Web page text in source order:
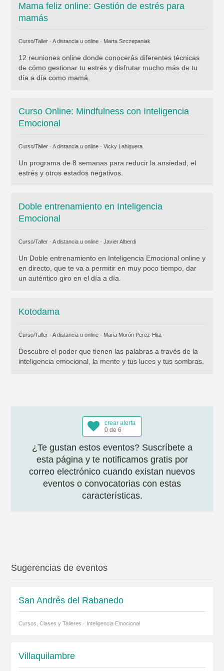
Mama feliz online: Gestión de estrés para
mamás
Curso/Taller · A distancia u online · Marta Szczepaniak
12 reuniones online donde conocerás diferentes técnicas
de cómo gestionar tu estrés y disfrutar mucho más de tu
día a día como mamá.
Curso Online: Mindfulness con Inteligencia
Emocional
Curso/Taller · A distancia u online · Vicky Lahiguera
Un programa de 8 semanas para reducir la ansiedad, el
estrés y otros estados negativos.
Doble entrenamiento en Inteligencia
Emocional
Curso/Taller · A distancia u online · Javier Alberdi
Un Doble entrenamiento en Inteligencia Emocional online y
en directo, que te va a permitir en muy poco tiempo, dar
un auténtico giro en el día a día.
Kotodama
Curso/Taller · A distancia u online · Maria Morón Perez-Hita
Descubre el poder que tienen las palabras a través de la
inteligencia emocional, la mente y tus luces y tus sombras.
crear alerta
0 de 6
¿Te gustan estos eventos? Suscríbete a
esta página y te notificamos gratis por
correo electrónico cuando existan nuevos
eventos o convocatorias con estas
características.
Sugerencias de eventos
San Andrés del Rabanedo
Cursos, Clases y Talleres · Inteligencia Emocional
Villaquilambre